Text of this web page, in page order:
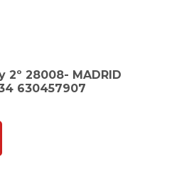
2º 28008- MADRID
630457907